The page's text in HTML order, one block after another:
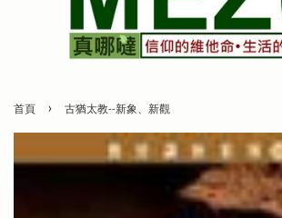
首頁 › 古猶太教--新象、新觀